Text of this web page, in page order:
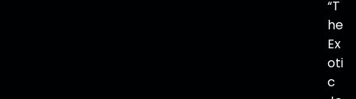
“T
he
Ex
oti
c